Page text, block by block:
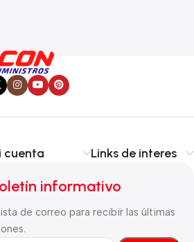
cuenta Links de interes
informativo
de correo para recibir las últimas